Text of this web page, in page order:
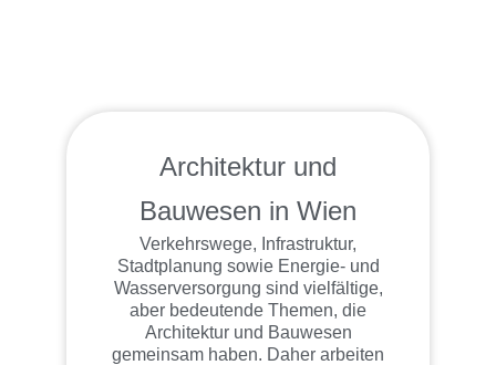
Architektur und
Bauwesen in Wien
Verkehrswege, Infrastruktur,
Stadtplanung sowie Energie- und
Wasserversorgung sind vielfältige,
aber bedeutende Themen, die
Architektur und Bauwesen
gemeinsam haben. Daher arbeiten